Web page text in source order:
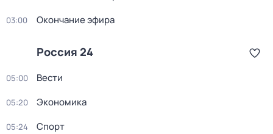
03:00 Окончание эфира
Россия 24
05:00 Вести
05:20 Экономика
05:24 Спорт